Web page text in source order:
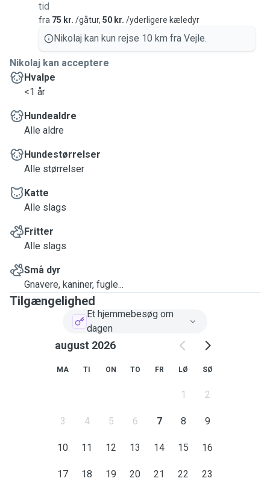
tid
fra 75 kr. /gåtur, 50 kr. /yderligere kæledyr
Nikolaj kan kun rejse 10 km fra Vejle.
Nikolaj kan acceptere
Hvalpe
<1 år
Hundealdre
Alle aldre
Hundestørrelser
Alle størrelser
Katte
Alle slags
Fritter
Alle slags
Små dyr
Gnavere, kaniner, fugle...
Tilgængelighed
Et hjemmebesøg om
dagen
august 2026
MA TI ON TO FR LØ SØ
1 2
3 4 5 6 7 8 9
10 11 12 13 14 15 16
17 18 19 20 21 22 23